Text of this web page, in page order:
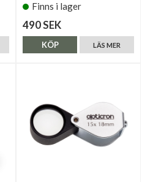
Finns i lager
490 SEK
LÄS MER
KÖP